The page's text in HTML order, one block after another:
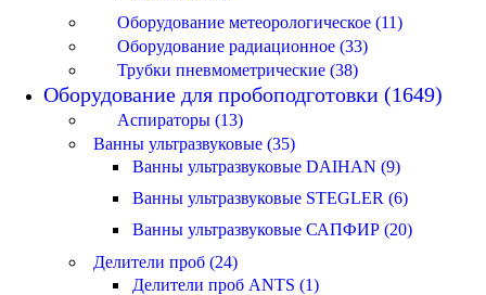
Оборудование метеорологическое (11)
Оборудование радиационное (33)
Трубки пневмометрические (38)
Оборудование для пробоподготовки (1649)
Аспираторы (13)
Ванны ультразвуковые (35)
Ванны ультразвуковые DAIHAN (9)
Ванны ультразвуковые STEGLER (6)
Ванны ультразвуковые САПФИР (20)
Делители проб (24)
Делители проб ANTS (1)